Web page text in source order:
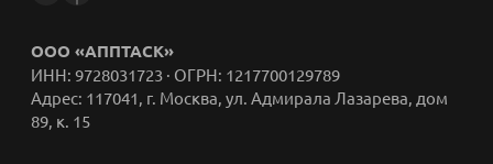
ООО «АППТАСК»
ИНН: 9728031723 · ОГРН: 1217700129789
Адрес: 117041, г. Москва, ул. Адмирала Лазарева, дом
89, к. 15